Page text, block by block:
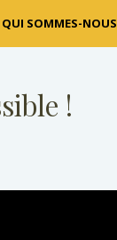
QUI SOMMES-NOUS
!